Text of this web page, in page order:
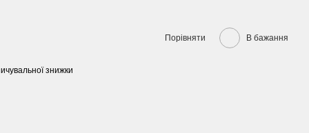
Порівняти В бажання
знижки